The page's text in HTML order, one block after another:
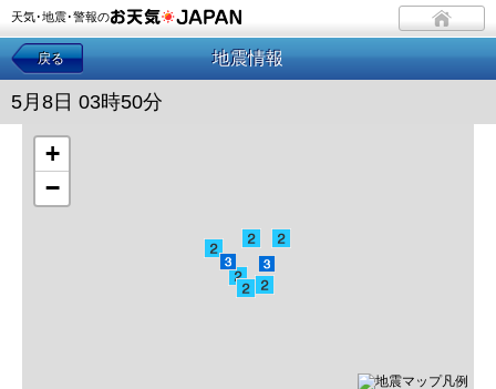
天気･地震･警報の
戻る 地震情報
5月8日 03時50分
+
−